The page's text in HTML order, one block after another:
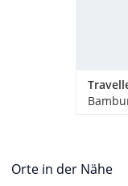
Orte in der Nähe